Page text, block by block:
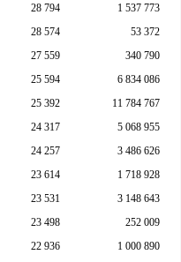
28 794
1 537 773
28 574
53 372
27 559
340 790
25 594
6 834 086
25 392
11 784 767
24 317
5 068 955
24 257
3 486 626
23 614
1 718 928
23 531
3 148 643
23 498
252 009
22 936
1 000 890